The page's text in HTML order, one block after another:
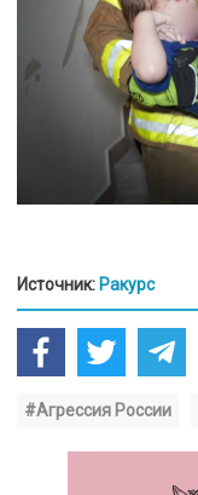
Источник: Ракурс
#Агрессия России